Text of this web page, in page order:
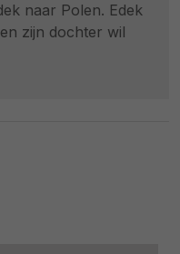
naar Polen. Edek
zijn dochter wil